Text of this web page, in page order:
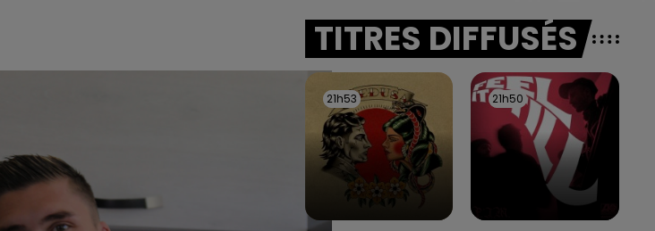
TITRES DIFFUSÉS
21h53
21h53 21h50
21h50